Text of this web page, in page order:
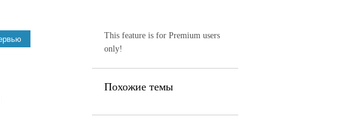
This feature is for Premium users
only!
Похожие темы